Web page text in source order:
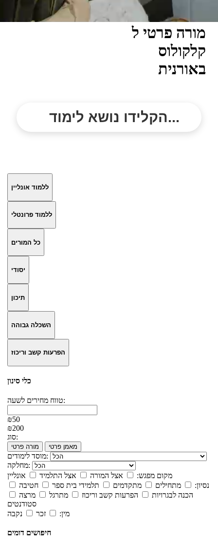
מורה פרטי ל
קלקולוס
באורנית
הקלידו נושא לימוד...
ללמוד אונליין
ללמוד פרונטלי
כל המורים
יסודי
תיכון
השכלה גבוהה
הפרעות קשב וריכוז
כלי סינון
טווח מחירים לשעה:
₪50
₪200
סוג:
מורה פרטי מאמן פרטי
מוסד לימודים:
מחלקה:
מקום מפגש:
אצל המורה אצל התלמיד
אונליין
נסיון:
מתחילים מתקדמים תלמידי בית ספר
חטיבה
הכנה לבגרויות
הפרעות קשב וריכוז מתרגל
מרצה
סטודנטים
מין:
זכר נקבה
חיפושים דומים